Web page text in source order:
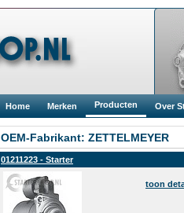
Home Merken Producten Over
OEM-Fabrikant: ZETTELMEYER
01211223 - Starter
toon